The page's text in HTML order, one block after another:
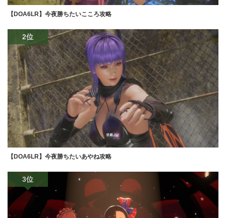
【DOA6LR】今夜勝ちたいこころ攻略
2位
【DOA6LR】今夜勝ちたいあやね攻略
3位